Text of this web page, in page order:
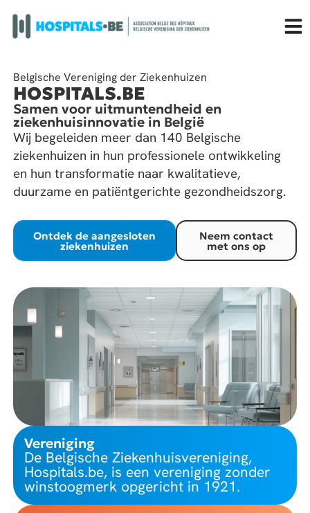
Belgische Vereniging der Ziekenhuizen
HOSPITALS.BE
Samen voor uitmuntendheid en
ziekenhuisinnovatie in België
Wij begeleiden meer dan 140 Belgische
ziekenhuizen in hun professionele ontwikkeling
en hun transformatie naar kwalitatieve,
duurzame en patiëntgerichte gezondheidszorg.
Ontdek de aangesloten
ziekenhuizen
Neem contact
met ons op
Vereniging
De Belgische Ziekenhuisvereniging,
Hospitals.be, is een vereniging zonder
winstoogmerk opgericht in 1921.